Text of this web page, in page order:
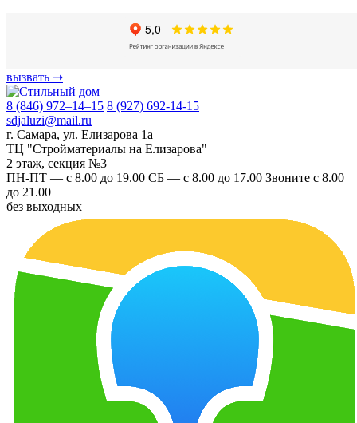
вызвать ➝
8 (846) 972–14–15 8 (927) 692-14-15
sdjaluzi@mail.ru
г. Самара, ул. Елизарова 1а
ТЦ "Стройматериалы на Елизарова"
2 этаж, секция №3
ПН-ПТ — с 8.00 до 19.00 СБ — с 8.00 до 17.00 Звоните с 8.00
до 21.00
без выходных